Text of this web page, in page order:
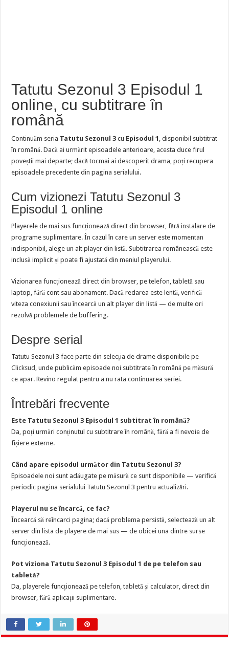
Tatutu Sezonul 3 Episodul 1
online, cu subtitrare în
română
Continuăm seria Tatutu Sezonul 3 cu Episodul 1 , disponibil subtitrat
în română. Dacă ai urmărit episoadele anterioare, acesta duce firul
poveștii mai departe; dacă tocmai ai descoperit drama, poți recupera
episoadele precedente din pagina serialului.
Cum vizionezi Tatutu Sezonul 3
Episodul 1 online
Playerele de mai sus funcționează direct din browser, fără instalare de
programe suplimentare. În cazul în care un server este momentan
indisponibil, alege un alt player din listă. Subtitrarea românească este
inclusă implicit și poate fi ajustată din meniul playerului.
Vizionarea funcționează direct din browser, pe telefon, tabletă sau
laptop, fără cont sau abonament. Dacă redarea este lentă, verifică
viteza conexiunii sau încearcă un alt player din listă — de multe ori
rezolvă problemele de buffering.
Despre serial
Tatutu Sezonul 3 face parte din selecția de drame disponibile pe
Clicksud , unde publicăm episoade noi subtitrate în română pe măsură
ce apar. Revino regulat pentru a nu rata continuarea seriei.
Întrebări frecvente
Este Tatutu Sezonul 3 Episodul 1 subtitrat în română?
Da, poți urmări conținutul cu subtitrare în română, fără a fi nevoie de
fișiere externe.
Când apare episodul următor din Tatutu Sezonul 3?
Episoadele noi sunt adăugate pe măsură ce sunt disponibile — verifică
periodic pagina serialului Tatutu Sezonul 3 pentru actualizări.
Playerul nu se încarcă, ce fac?
Încearcă să reîncarci pagina; dacă problema persistă, selectează un alt
server din lista de playere de mai sus — de obicei una dintre surse
funcționează.
Pot viziona Tatutu Sezonul 3 Episodul 1 de pe telefon sau
tabletă?
Da, playerele funcționează pe telefon, tabletă și calculator, direct din
browser, fără aplicații suplimentare.